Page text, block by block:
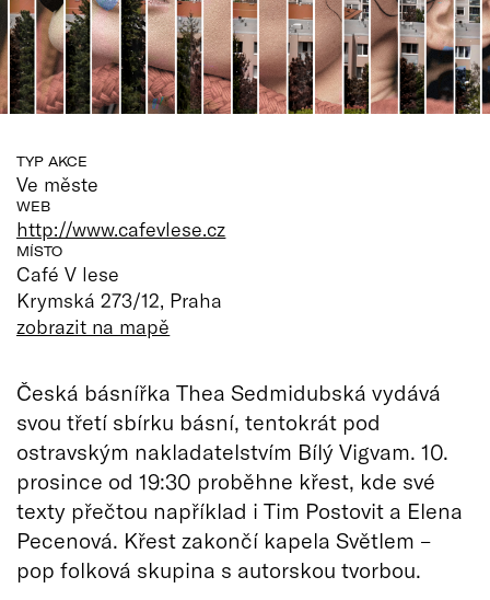
TYP AKCE
Ve měste
WEB
http://www.cafevlese.cz
MÍSTO
Café V lese
Krymská 273/12, Praha
zobrazit na mapě
Česká básnířka Thea Sedmidubská vydává
svou třetí sbírku básní, tentokrát pod
ostravským nakladatelstvím Bílý Vigvam. 10.
prosince od 19:30 proběhne křest, kde své
texty přečtou například i Tim Postovit a Elena
Pecenová. Křest zakončí kapela Světlem –
pop folková skupina s autorskou tvorbou.